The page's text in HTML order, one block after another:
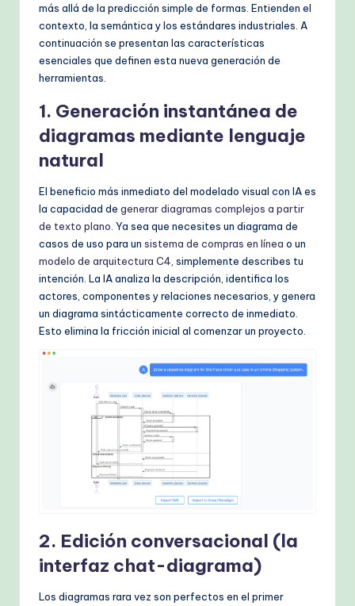
más allá de la predicción simple de formas. Entienden el
contexto, la semántica y los estándares industriales. A
continuación se presentan las características
esenciales que definen esta nueva generación de
herramientas.
1. Generación instantánea de
diagramas mediante lenguaje
natural
El beneficio más inmediato del modelado visual con IA es
la capacidad de generar diagramas complejos a partir
de texto plano. Ya sea que necesites un diagrama de
casos de uso para un sistema de compras en línea o un
modelo de arquitectura C4, simplemente describes tu
intención. La IA analiza la descripción, identifica los
actores, componentes y relaciones necesarios, y genera
un diagrama sintácticamente correcto de inmediato.
Esto elimina la fricción inicial al comenzar un proyecto.
2. Edición conversacional (la
interfaz chat-diagrama)
Los diagramas rara vez son perfectos en el primer